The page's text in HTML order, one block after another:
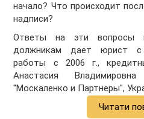
начало? Что происходит
надписи?
Ответы на эти вопросы
должникам дает юрист с
работы с 2006 г.,
Анастасия
"Москаленко и Партнеры",
Читати